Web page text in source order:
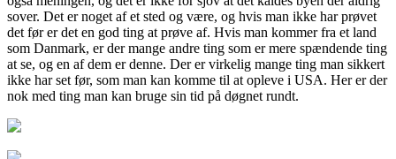
sover. Det er noget af et sted og være, og hvis man ikke har prøvet
det før er det en god ting at prøve af. Hvis man kommer fra et land
som Danmark, er der mange andre ting som er mere spændende ting
at se, og en af dem er denne. Der er virkelig mange ting man sikkert
ikke har set før, som man kan komme til at opleve i USA. Her er der
nok med ting man kan bruge sin tid på døgnet rundt.